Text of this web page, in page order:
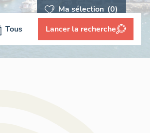
Ma sélection (0)
Tous Lancer la recherche